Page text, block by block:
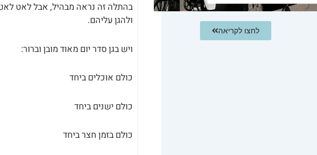
לחצו לקריאה
בהתלה זה נראה מבהיל, אבל לאט
ולהגן עליהם.
ויש בגן סדר יום מאוד מובן וברור:
כולם אוכלים ביחד
כולם ישנים ביחד
כולם בזמן חצר ביחד